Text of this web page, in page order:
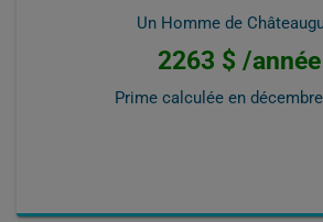
Un Homme de
2263 $ /année
Prime calculée en